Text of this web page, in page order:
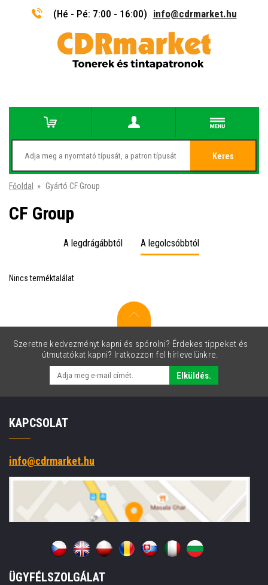
(Hé - Pé: 7:00 - 16:00) info@cdrmarket.hu
Keres
Főoldal » Gyártó CF Group
CF Group
A legdrágábbtól A legolcsóbbtól
Nincs terméktalálat
Szeretne kedvezményt kapni és spórolni? Érdekes tippeket és
útmutatókat kapni? Iratkozzon fel hírlevelünkre.
Elküldés.
KAPCSOLAT
info@cdrmarket.hu
ÜGYFÉLSZOLGÁLAT